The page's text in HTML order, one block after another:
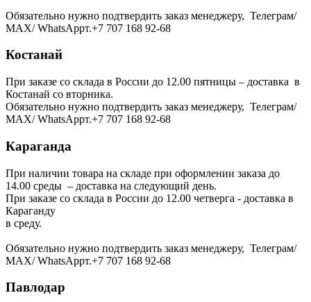
Обязательно нужно подтвердить заказ менеджеру, Телеграм/
МАХ/ WhatsAppт.+7 707 168 92-68
Костанай
При заказе со склада в России до 12.00 пятницы – доставка в
Костанай со вторника.
Обязательно нужно подтвердить заказ менеджеру, Телеграм/
МАХ/ WhatsAppт.+7 707 168 92-68
Караганда
При наличии товара на складе при оформлении заказа до
14.00 среды – доставка на следующий день.
При заказе со склада в России до 12.00 четверга - доставка в
Караганду
в среду.
Обязательно нужно подтвердить заказ менеджеру, Телеграм/
МАХ/ WhatsAppт.+7 707 168 92-68
Павлодар